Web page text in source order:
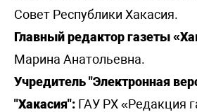
Совет Республики Хакасия.
Главный редактор газеты
Марина Анатольевна.
Учредитель "Электронная
"Хакасия": ГАУ РХ «Редакция